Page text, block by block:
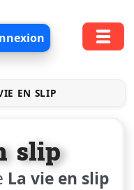
EN SLIP
slip
La vie en slip